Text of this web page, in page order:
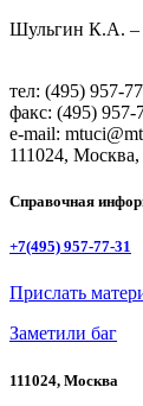
Шульгин К.А. –
тел: (495) 957-
факс: (495) 957-
e-mail:
111024,
Справочная
+7(495) 957-77-31
Прислать
Заметили баг
111024, Москва